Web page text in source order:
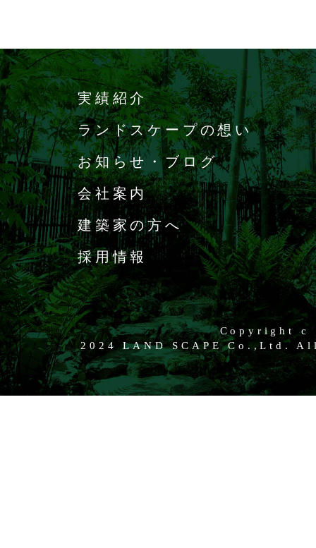
実績紹介
ランドスケープの想い
お知らせ・ブログ
会社案内
建築家の方へ
採用情報
Copyright c
2024 LAND SCAPE Co.,Ltd.